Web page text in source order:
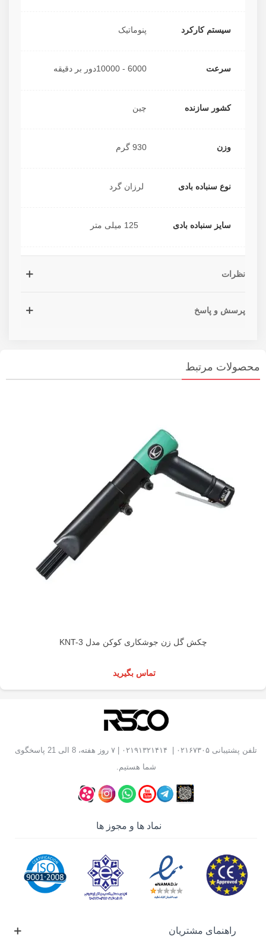
مراجعه نمایید.
سیستم کارکرد پنوماتیک
سرعت 6000 - 10000دور بر دقیقه
کشور سازنده چین
وزن 930 گرم
نوع سنباده بادی لرزان گرد
سایز سنباده بادی 125 میلی متر
نظرات
پرسش و پاسخ
محصولات مرتبط
چکش گل زن جوشکاری کوکن مدل KNT-3
تماس بگیرید
تلفن پشتیبانی ۰۲۱۶۷۳۰۵
| ۷ روز هفته، 8 الی 21 پاسخگوی
شما هستیم.
نماد ها و مجوز ها
راهنمای مشتریان